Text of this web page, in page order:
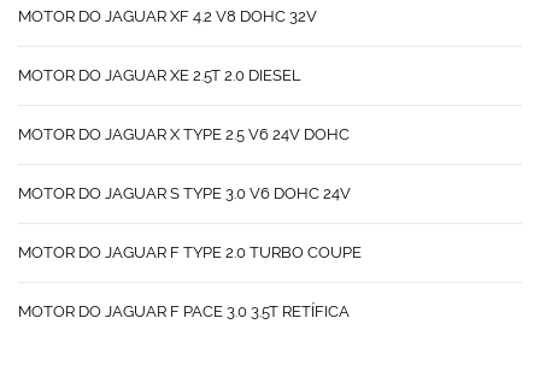
MOTOR DO JAGUAR XF 4.2 V8 DOHC 32V
MOTOR DO JAGUAR XE 2.5T 2.0 DIESEL
MOTOR DO JAGUAR X TYPE 2.5 V6 24V DOHC
MOTOR DO JAGUAR S TYPE 3.0 V6 DOHC 24V
MOTOR DO JAGUAR F TYPE 2.0 TURBO COUPE
MOTOR DO JAGUAR F PACE 3.0 3.5T RETÍFICA